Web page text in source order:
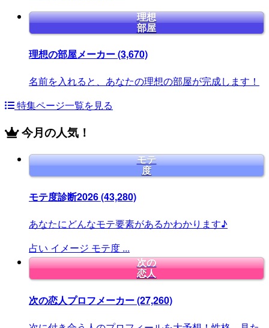
理想
部屋
理想の部屋メーカー(3,670)
名前を入れると、あなたの理想の部屋が完成します！
特集ページ一覧を見る
今月の人気！
モテ
度
モテ度診断2026(43,280)
あなたにどんなモテ要素があるかわかります♪
占い イメージ モテ度 ...
次の
恋人
次の恋人プロフメーカー(27,260)